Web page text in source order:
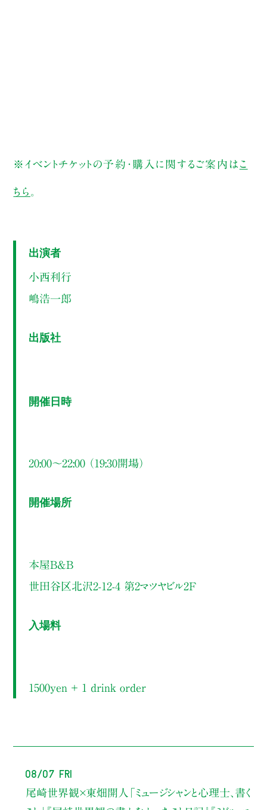
※イベントチケットの予約・購入に関するご案内は こ
ちら
出演者
小西利行
嶋浩一郎
出版社
開催日時
20:00～22:00 （19:30開場）
開催場所
本屋B&B
世田谷区北沢2-12-4 第2マツヤビル2F
入場料
1500yen ＋ 1 drink order
08/07 Fri
尾崎世界観×東畑開人
「ミュージシャンと心理士、書く